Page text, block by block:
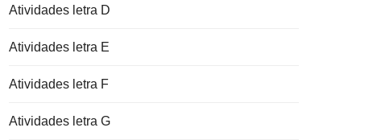
Atividades letra D
Atividades letra E
Atividades letra F
Atividades letra G